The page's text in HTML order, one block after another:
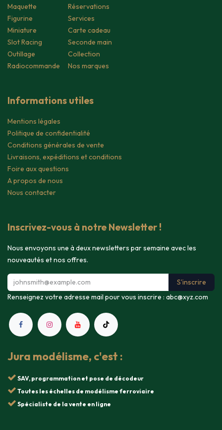
Maquette
Figurine
Miniature
Slot Racing
Outillage
Radiocommande
Réservations
Services
Carte cadeau
Seconde main
Collection
Nos marques
Informations utiles
Mentions légales
Politique de confidentialité
Conditions générales de vente
Livraisons, expéditions et conditions
Foire aux questions
A propos de nous
Nous contacter
Inscrivez-vous à notre Newsletter !
Nous envoyons une à deux newsletters par semaine avec les
nouveautés et nos offres.
S'inscrire
Renseignez votre adresse mail pour vous inscrire : abc@xyz.com
Jura modélisme, c'est :
SAV, programmation et pose de décodeur
Toutes les échelles de modélisme ferroviaire
Spécialiste de la vente en ligne